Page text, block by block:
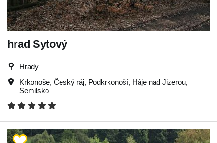
hrad Sytový
Hrady
Krkonoše, Český ráj, Podkrkonoší, Háje nad Jizerou,
Semilsko